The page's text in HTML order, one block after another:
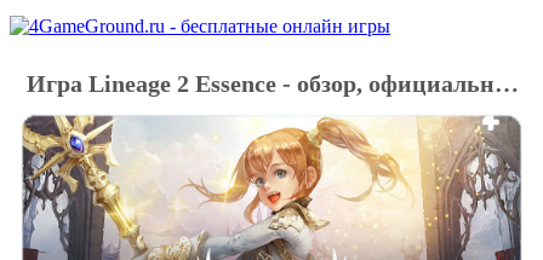
Игра Lineage 2 Essence - обзор, официальный сайт, регистрация